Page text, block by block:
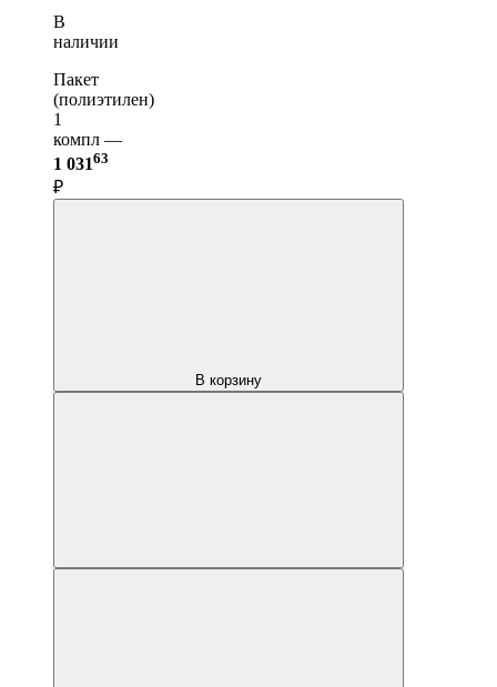
В
наличии
Пакет
(полиэтилен)
1
компл —
1 03163
₽
В корзину